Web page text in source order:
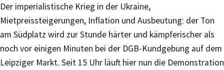
Der imperialistische Krieg in der Ukraine,
Mietpreissteigerungen, Inflation und Ausbeutung: der Ton
am Südplatz wird zur Stunde härter und kämpferischer als
noch vor einigen Minuten bei der DGB-Kundgebung auf dem
Leipziger Markt. Seit 15 Uhr läuft hier nun die Demonstration